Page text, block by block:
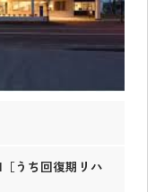
［うち回復期リハ